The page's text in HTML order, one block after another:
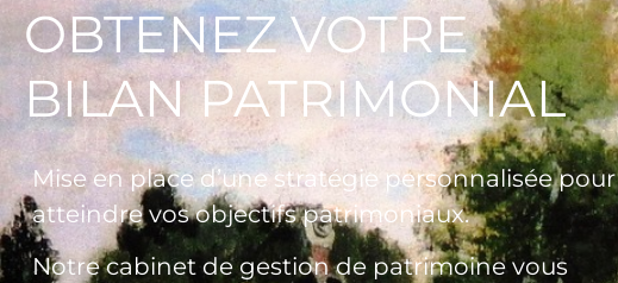
OBTENEZ VOTRE
BILAN PATRIMONIAL
Mise en place d’une stratégie personnalisée pour
atteindre vos objectifs patrimoniaux.
Notre cabinet de gestion de patrimoine vous